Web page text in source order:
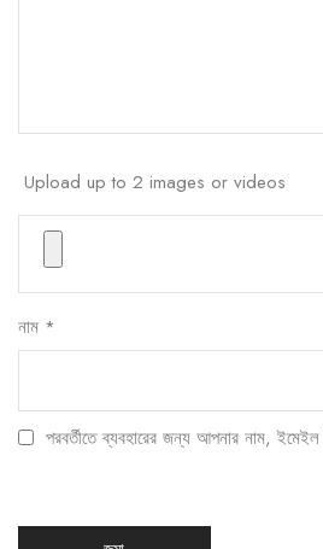
Upload up to 2 images or videos
নাম *
পরবর্তীতে ব্যবহারের জন্য আপনার নাম,